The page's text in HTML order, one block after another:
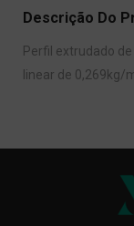
Descrição Do
Perfil extrudado
linear de 0,269kg/